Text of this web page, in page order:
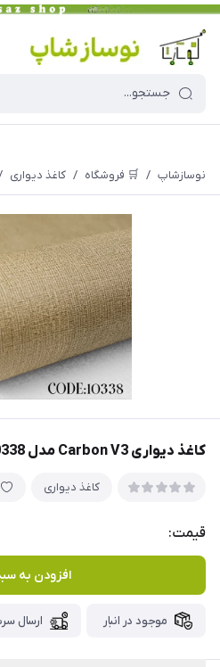
نوسازشاپ / 🛒 فروشگاه / کاغذ دیواری
کاغذ دیواری Carbon V3 مدل 10338
کاغذ دیواری
قیمت:
افزودن به
موجود در انبار ارسال